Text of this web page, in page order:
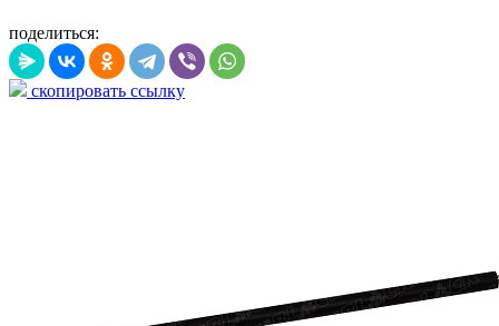
поделиться:
скопировать ссылку